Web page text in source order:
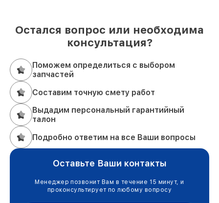
Остался вопрос или необходима
консультация?
Поможем определиться с выбором
запчастей
Составим точную смету работ
Выдадим персональный гарантийный
талон
Подробно ответим на все Ваши вопросы
Оставьте Ваши контакты
Менеджер позвонит Вам в течение 15 минут, и
проконсультирует по любому вопросу